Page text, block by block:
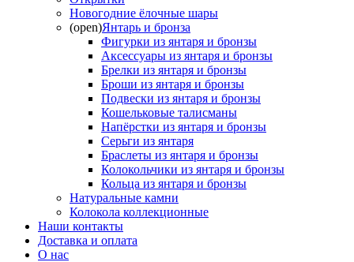
Новогодние ёлочные шары
(open)Янтарь и бронза
Фигурки из янтаря и бронзы
Аксессуары из янтаря и бронзы
Брелки из янтаря и бронзы
Броши из янтаря и бронзы
Подвески из янтаря и бронзы
Кошельковые талисманы
Напёрстки из янтаря и бронзы
Серьги из янтаря
Браслеты из янтаря и бронзы
Колокольчики из янтаря и бронзы
Кольца из янтаря и бронзы
Натуральные камни
Колокола коллекционные
Наши контакты
Доставка и оплата
О нас